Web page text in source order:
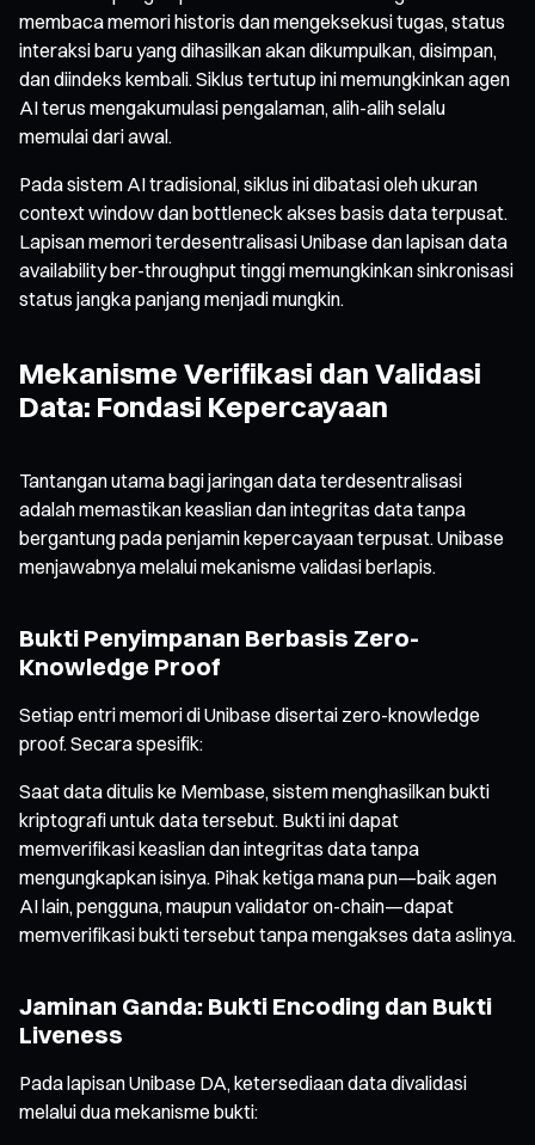
membaca memori historis dan mengeksekusi tugas, status
interaksi baru yang dihasilkan akan dikumpulkan, disimpan,
dan diindeks kembali. Siklus tertutup ini memungkinkan agen
AI terus mengakumulasi pengalaman, alih-alih selalu
memulai dari awal.
Pada sistem AI tradisional, siklus ini dibatasi oleh ukuran
context window dan bottleneck akses basis data terpusat.
Lapisan memori terdesentralisasi Unibase dan lapisan data
availability ber-throughput tinggi memungkinkan sinkronisasi
status jangka panjang menjadi mungkin.
Mekanisme Verifikasi dan Validasi
Data: Fondasi Kepercayaan
Tantangan utama bagi jaringan data terdesentralisasi
adalah memastikan keaslian dan integritas data tanpa
bergantung pada penjamin kepercayaan terpusat. Unibase
menjawabnya melalui mekanisme validasi berlapis.
Bukti Penyimpanan Berbasis Zero-
Knowledge Proof
Setiap entri memori di Unibase disertai zero-knowledge
proof. Secara spesifik:
Saat data ditulis ke Membase, sistem menghasilkan bukti
kriptografi untuk data tersebut. Bukti ini dapat
memverifikasi keaslian dan integritas data tanpa
mengungkapkan isinya. Pihak ketiga mana pun—baik agen
AI lain, pengguna, maupun validator on-chain—dapat
memverifikasi bukti tersebut tanpa mengakses data aslinya.
Jaminan Ganda: Bukti Encoding dan Bukti
Liveness
Pada lapisan Unibase DA, ketersediaan data divalidasi
melalui dua mekanisme bukti: